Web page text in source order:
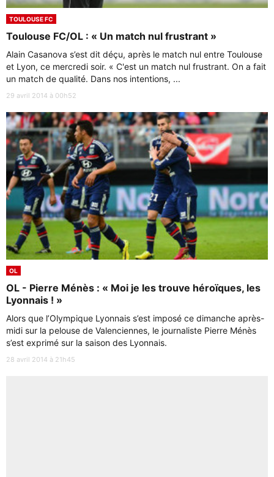
TOULOUSE FC
Toulouse FC/OL : « Un match nul frustrant »
Alain Casanova s’est dit déçu, après le match nul entre Toulouse
et Lyon, ce mercredi soir. « C'est un match nul frustrant. On a fait
un match de qualité. Dans nos intentions, ...
29 avril 2014 à 00h52
OL
OL - Pierre Ménès : « Moi je les trouve héroïques, les
Lyonnais ! »
Alors que l’Olympique Lyonnais s’est imposé ce dimanche après-
midi sur la pelouse de Valenciennes, le journaliste Pierre Ménès
s’est exprimé sur la saison des Lyonnais.
28 avril 2014 à 21h45